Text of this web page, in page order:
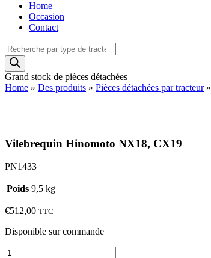
Home
Occasion
Contact
Recherche
de
produits
Grand stock de pièces détachées
Home » Des produits » Pièces détachées par tracteur»
Vilebrequin Hinomoto NX18, CX19
PN1433
Poids 9,5 kg
€512,00 TTC
Disponible sur commande
quantité